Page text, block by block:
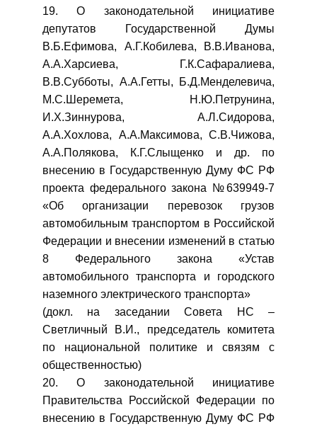
19. О законодательной инициативе
депутатов Государственной Думы
В.Б.Ефимова, А.Г.Кобилева, В.В.Иванова,
А.А.Харсиева, Г.К.Сафаралиева,
В.В.Субботы, А.А.Гетты, Б.Д.Менделевича,
М.С.Шеремета, Н.Ю.Петрунина,
И.Х.Зиннурова, А.Л.Сидорова,
А.А.Хохлова, А.А.Максимова, С.В.Чижова,
А.А.Полякова, К.Г.Слыщенко и др. по
внесению в Государственную Думу ФС РФ
проекта федерального закона №639949-7
«Об организации перевозок грузов
автомобильным транспортом в Российской
Федерации и внесении изменений в статью
8 Федерального закона «Устав
автомобильного транспорта и городского
наземного электрического транспорта»
(докл. на заседании Совета НС –
Светличный В.И., председатель комитета
по национальной политике и связям с
общественностью)
20. О законодательной инициативе
Правительства Российской Федерации по
внесению в Государственную Думу ФС РФ